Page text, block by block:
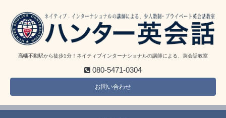
高幡不動駅から徒歩1分！ネイティブインターナショナルの講師による、英会話教室
080-5471-0304
お問い合わせ